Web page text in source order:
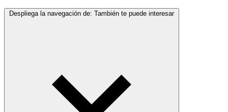
Despliega la navegación de: También te puede interesar